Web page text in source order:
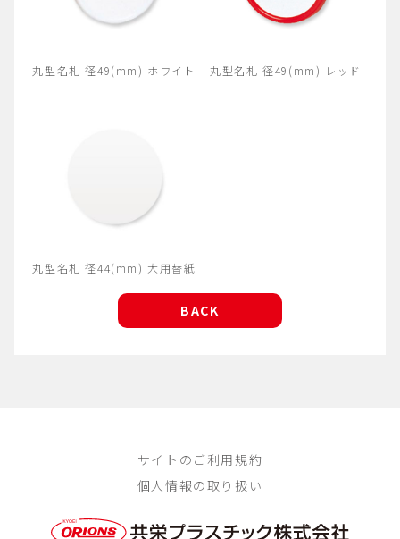
丸型名札 径49(mm) ホワイト 丸型名札 径49(mm) レッド
丸型名札 径44(mm) 大用替紙
BACK
サイトのご利用規約
個人情報の取り扱い